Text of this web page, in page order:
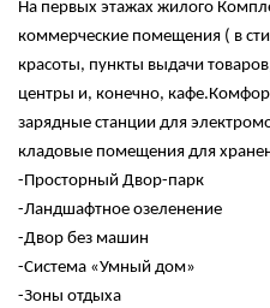
На первых этажах жилого
коммерческие помещения ( в
красоты, пункты выдачи
центры и, конечно,
зарядные станции для
кладовые помещения для
-Просторный Двор-парк
-Ландшафтное озеленение
-Двор без машин
-Система «Умный дом»
-Зоны отдыха